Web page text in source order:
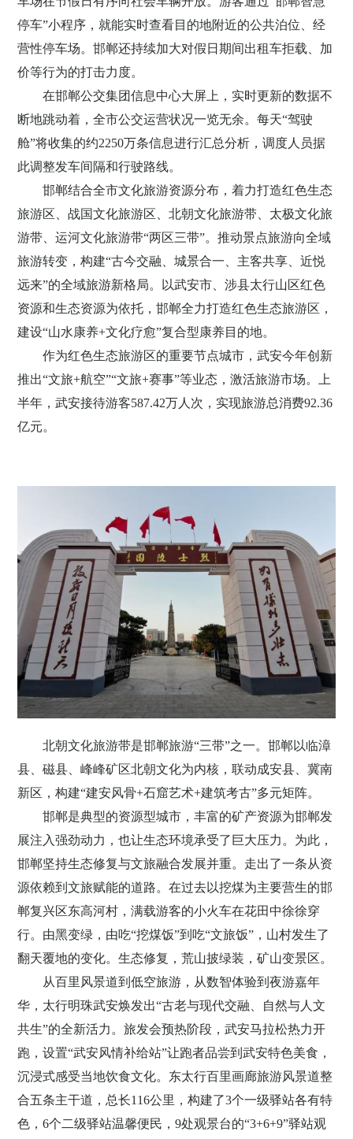
停车”小程序，就能实时查看目的地附近的公共泊位、经
营性停车场。邯郸还持续加大对假日期间出租车拒载、加
价等行为的打击力度。
在邯郸公交集团信息中心大屏上，实时更新的数据不
断地跳动着，全市公交运营状况一览无余。每天“驾驶
舱”将收集的约2250万条信息进行汇总分析，调度人员据
此调整发车间隔和行驶路线。
邯郸结合全市文化旅游资源分布，着力打造红色生态
旅游区、战国文化旅游区、北朝文化旅游带、太极文化旅
游带、运河文化旅游带“两区三带”。推动景点旅游向全域
旅游转变，构建“古今交融、城景合一、主客共享、近悦
远来”的全域旅游新格局。以武安市、涉县太行山区红色
资源和生态资源为依托，邯郸全力打造红色生态旅游区，
建设“山水康养+文化疗愈”复合型康养目的地。
作为红色生态旅游区的重要节点城市，武安今年创新
推出“文旅+航空”“文旅+赛事”等业态，激活旅游市场。上
半年，武安接待游客587.42万人次，实现旅游总消费92.36
亿元。
北朝文化旅游带是邯郸旅游“三带”之一。邯郸以临漳
县、磁县、峰峰矿区北朝文化为内核，联动成安县、冀南
新区，构建“建安风骨+石窟艺术+建筑考古”多元矩阵。
邯郸是典型的资源型城市，丰富的矿产资源为邯郸发
展注入强劲动力，也让生态环境承受了巨大压力。为此，
邯郸坚持生态修复与文旅融合发展并重。走出了一条从资
源依赖到文旅赋能的道路。在过去以挖煤为主要营生的邯
郸复兴区东高河村，满载游客的小火车在花田中徐徐穿
行。由黑变绿，由吃“挖煤饭”到吃“文旅饭”，山村发生了
翻天覆地的变化。生态修复，荒山披绿装，矿山变景区。
从百里风景道到低空旅游，从数智体验到夜游嘉年
华，太行明珠武安焕发出“古老与现代交融、自然与人文
共生”的全新活力。旅发会预热阶段，武安马拉松热力开
跑，设置“武安风情补给站”让跑者品尝到武安特色美食，
沉浸式感受当地饮食文化。东太行百里画廊旅游风景道整
合五条主干道，总长116公里，构建了3个一级驿站各有特
色，6个二级驿站温馨便民，9处观景台的“3+6+9”驿站观